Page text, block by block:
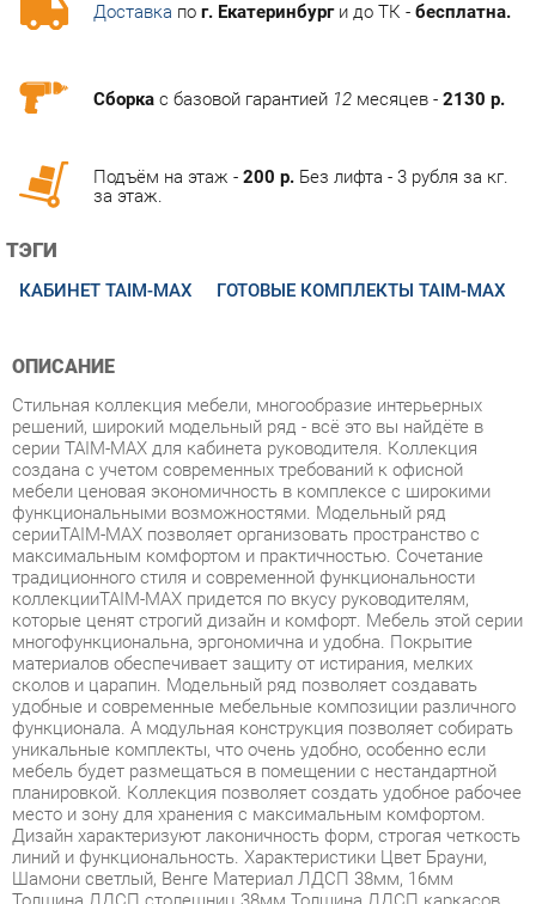
ТЭГИ
ОПИСАНИЕ
решений, широкий модельный ряд - всё это вы найдёте в
серии TAIM-MAX для кабинета руководителя. Коллекция
создана с учетом современных требований к офисной
мебели ценовая экономичность в комплексе с широкими
функциональными возможностями. Модельный ряд
серииTAIM-MAX позволяет организовать пространство с
максимальным комфортом и практичностью. Сочетание
традиционного стиля и современной функциональности
коллекцииTAIM-MAX придется по вкусу руководителям,
которые ценят строгий дизайн и комфорт. Мебель этой серии
многофункциональна, эргономична и удобна. Покрытие
материалов обеспечивает защиту от истирания, мелких
сколов и царапин. Модельный ряд позволяет создавать
удобные и современные мебельные композиции различного
функционала. А модульная конструкция позволяет собирать
уникальные комплекты, что очень удобно, особенно если
мебель будет размещаться в помещении с нестандартной
планировкой. Коллекция позволяет создать удобное рабочее
место и зону для хранения с максимальным комфортом.
Дизайн характеризуют лаконичность форм, строгая четкость
линий и функциональность. Характеристики Цвет Брауни,
Шамони светлый, Венге Материал ЛДСП 38мм, 16мм
Толщина ЛДСП столешниц 38мм Толщина ЛДСП каркасов
столов, топов шкафов и топов тумб 38мм Толщина ЛДСП
каркасов тумб и шкафов 16мм Фурнитура Элитная
европейская лицевая фурнитура.